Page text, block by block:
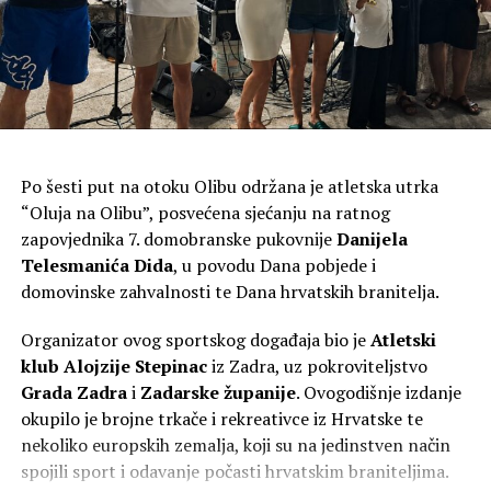
Kip Marije s Isusom, oboje s krunama na glavi, izrađen je
od plemenitog bračkog kamena i visok je tri metra, a s
postoljem četiri metra te je među najvećim Gospinim
kipovima u Hrvatskoj. Klesar Vlado Knežević radio ga je
Biogradu na Moru. Kip se nalazi uz jedan od
najprometnijih pomorskih kanala između otoka Ugljana i
Pašmana kojim tijekom sezone dnevno prođe više od
dvije tisuće plovila. Želja župljana je da kip posjetiteljima
i prolaznicima koji plove tim kanalom bude
svjedočanstvo vjere, da se na tom mjestu časti Marija. Taj
Po šesti put na otoku Olibu održana je atletska utrka
“Oluja na Olibu”, posvećena sjećanju na ratnog
zapovjednika 7. domobranske pukovnijeDanijela
Telesmanića Dida, u povodu Dana pobjede i
domovinske zahvalnosti te Dana hrvatskih branitelja.
Organizator ovog sportskog događaja bio jeAtletski
klub Alojzije Stepinaciz Zadra, uz pokroviteljstvo
Grada Zadrai Zadarske županije. Ovogodišnje izdanje
okupilo je brojne trkače i rekreativce iz Hrvatske te
nekoliko europskih zemalja, koji su na jedinstven način
spojili sport i odavanje počasti hrvatskim braniteljima.